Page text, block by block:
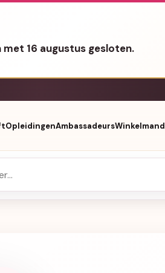
met 16 augustus gesloten.
OpleidingenAmbassadeursWinkelmand